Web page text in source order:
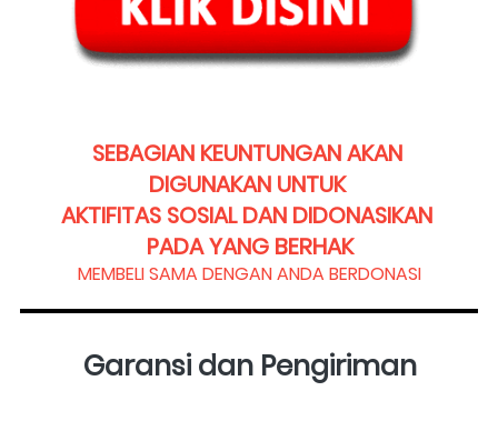
SEBAGIAN KEUNTUNGAN AKAN
DIGUNAKAN UNTUK
AKTIFITAS SOSIAL DAN DIDONASIKAN
PADA YANG BERHAK
MEMBELI SAMA DENGAN ANDA BERDONASI
Garansi dan Pengiriman